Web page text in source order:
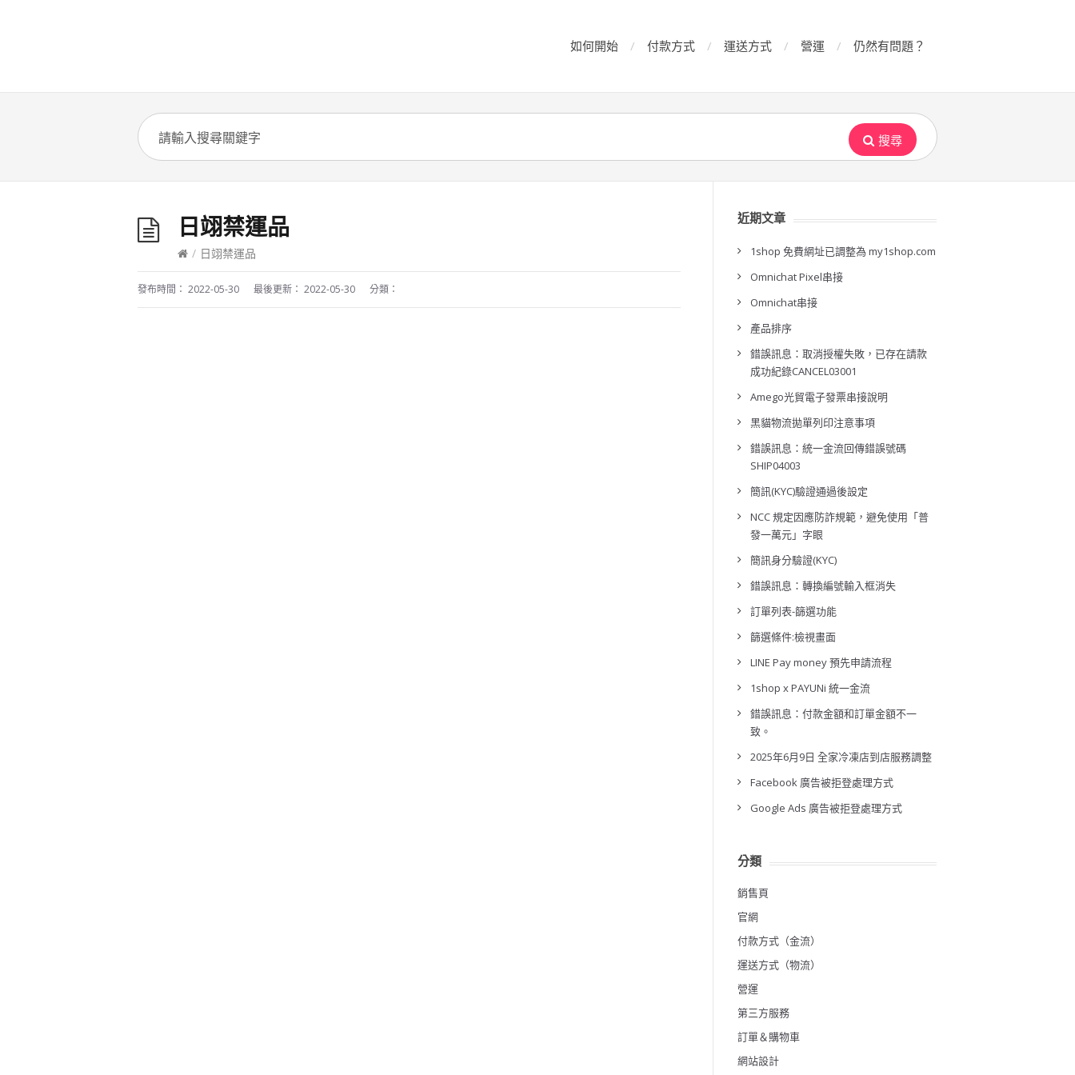
如何開始 付款方式 運送方式 營運 仍然有問題？
搜尋
日翊禁運品
/ 日翊禁運品
發布時間： 2022-05-30 最後更新： 2022-05-30 分類：
近期文章
1shop 免費網址已調整為 my1shop.com
Omnichat Pixel串接
Omnichat串接
產品排序
錯誤訊息：取消授權失敗，已存在請款
成功紀錄CANCEL03001
Amego光貿電子發票串接說明
黑貓物流拋單列印注意事項
錯誤訊息：統一金流回傳錯誤號碼
SHIP04003
簡訊(KYC)驗證通過後設定
NCC 規定因應防詐規範，避免使用「普
發一萬元」字眼
簡訊身分驗證(KYC)
錯誤訊息：轉換編號輸入框消失
訂單列表-篩選功能
篩選條件:檢視畫面
LINE Pay money 預先申請流程
1shop x PAYUNi 統一金流
錯誤訊息：付款金額和訂單金額不一
致。
2025年6月9日 全家冷凍店到店服務調整
Facebook 廣告被拒登處理方式
Google Ads 廣告被拒登處理方式
分類
銷售頁
官網
付款方式（金流）
運送方式（物流）
營運
第三方服務
訂單＆購物車
網站設計